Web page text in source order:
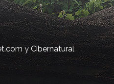
yCibernatural